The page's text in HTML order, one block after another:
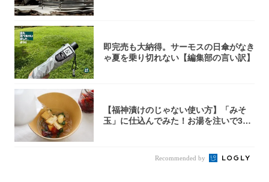
即完売も大納得。サーモスの日傘がなき
ゃ夏を乗り切れない【編集部の言い訳】
【福神漬けのじゃない使い方】「みそ
玉」に仕込んでみた！お湯を注いで30
Recommended by